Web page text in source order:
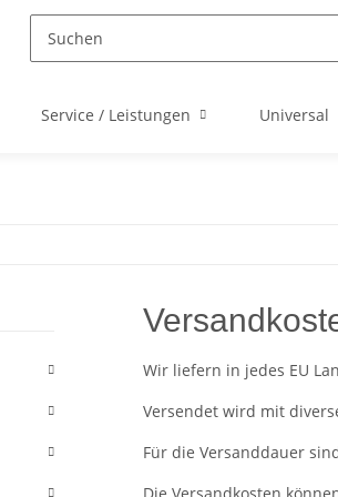
Service / Leistungen Universal
Wir liefern in jedes EU
Versendet wird mit
Für die Versanddauer